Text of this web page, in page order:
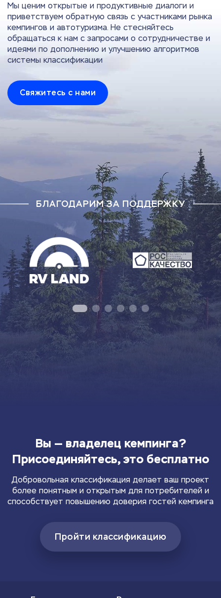
Мы ценим открытые и продуктивные диалоги и
приветствуем обратную связь с участниками рынка
кемпингов и автотуризма. Не стесняйтесь
обращаться к нам с запросами о сотрудничестве и
идеями по дополнению и улучшению алгоритмов
системы классификации
Свяжитесь с нами
БЛАГОДАРИМ ЗА ПОДДЕРЖКУ
Вы — владелец кемпинга?
Присоединяйтесь, это бесплатно
Добровольная классификация делает ваш проект
более понятным и открытым для потребителей и
способствует повышению доверия гостей кемпинга
Пройти классификацию